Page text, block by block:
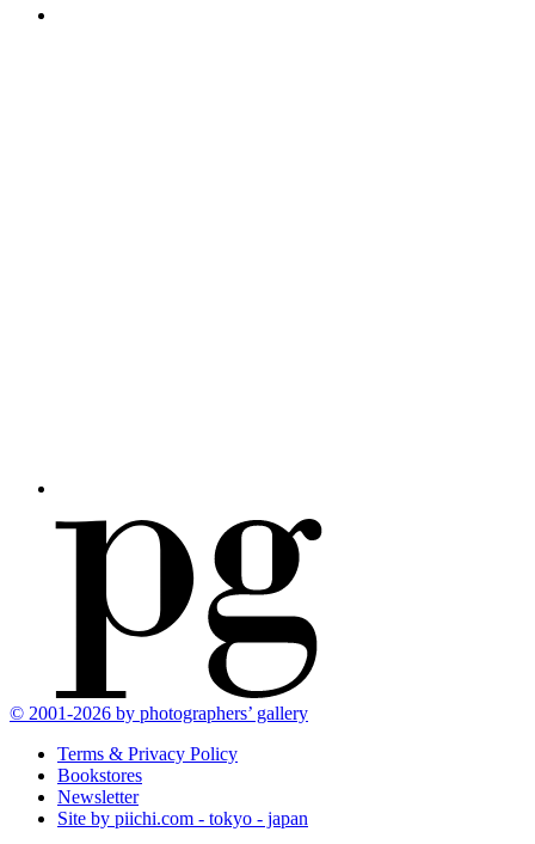
© 2001-2026 by photographers’ gallery
Terms & Privacy Policy
Bookstores
Newsletter
Site by piichi.com - tokyo - japan